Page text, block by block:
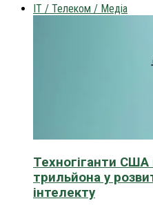
IT / Телеком / Медіа
Техногіганти США
трильйона у
інтелекту